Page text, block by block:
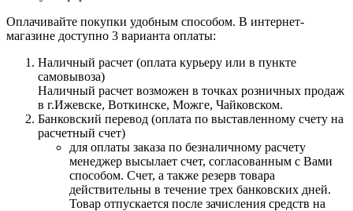
Оплачивайте покупки удобным способом. В интернет-
магазине доступно 3 варианта оплаты:
Наличный расчет (оплата курьеру или в пункте
самовывоза)
Наличный расчет возможен в точках розничных продаж
в г.Ижевске, Воткинске, Можге, Чайковском.
Банковский перевод (оплата по выставленному счету на
расчетный счет)
для оплаты заказа по безналичному расчету
менеджер высылает счет, согласованным с Вами
способом. Счет, а также резерв товара
действительны в течение трех банковских дней.
Товар отпускается после зачисления средств на